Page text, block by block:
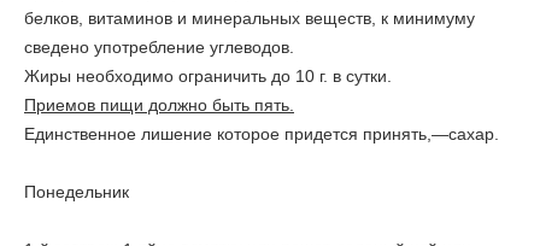
белков, витаминов и минеральных веществ, к минимуму
сведено употребление углеводов.
Жиры необходимо ограничить до 10 г. в сутки.
Приемов пищи должно быть пять.
Единственное лишение которое придется принять,—сахар.
Понедельник